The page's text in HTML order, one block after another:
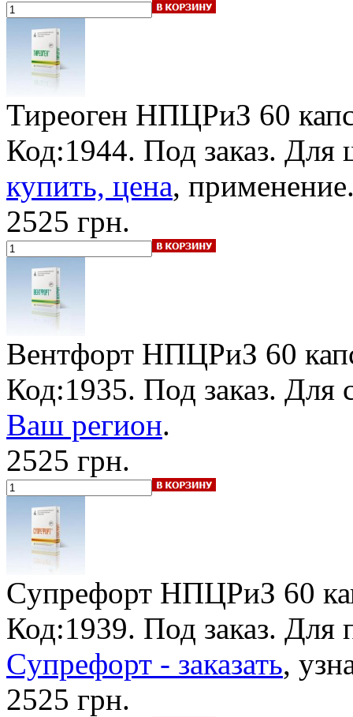
Тиреоген НПЦРиЗ 60
Код:1944. Под заказ. Для
купить, цена,
2525 грн.
Вентфорт НПЦРиЗ 60
Код:1935. Под заказ. Для
Ваш регион.
2525 грн.
Cупрефорт НПЦРиЗ 60
Код:1939. Под заказ. Для
Cупрефорт - заказать,
2525 грн.